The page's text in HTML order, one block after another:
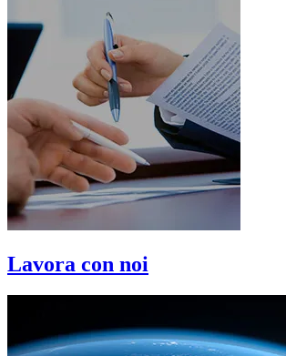
Lavora con noi